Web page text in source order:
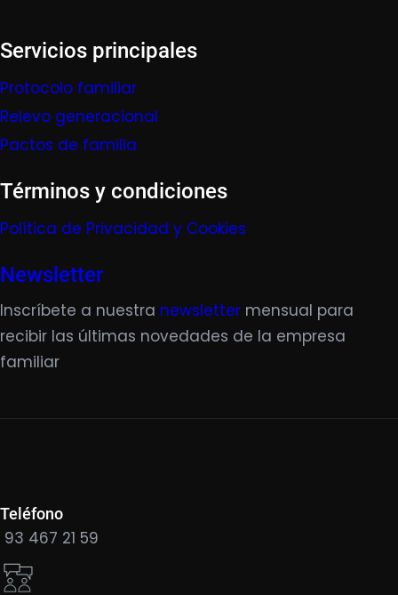
Servicios principales
Protocolo familiar
Relevo generacional
Pactos de familia
Términos y condiciones
Política de Privacidad y Cookies
Newsletter
Inscríbete a nuestra newsletter mensual para
recibir las últimas novedades de la empresa
familiar
Teléfono
93 467 21 59